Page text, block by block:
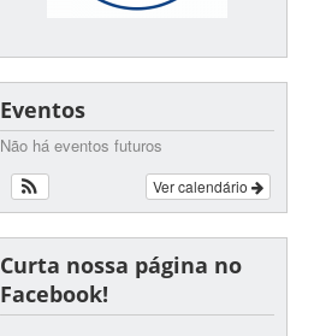
Eventos
Não há eventos futuros
Ver calendário
Curta nossa página no
Facebook!